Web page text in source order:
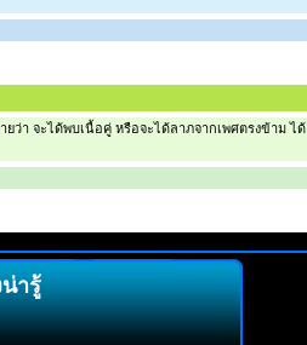
า จะได้พบเนื้อคู่ หรือจะได้ลาภจากเพศตรงข้าม ได้
น่ารู้